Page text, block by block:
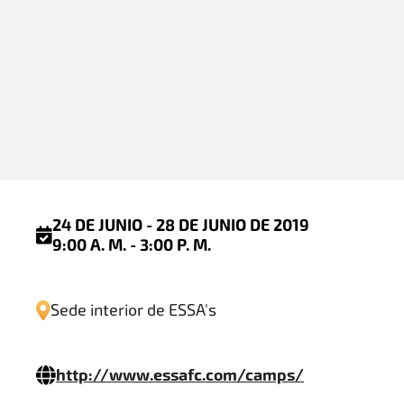
24 DE JUNIO - 28 DE JUNIO DE 2019
9:00 A. M. - 3:00 P. M.
Sede interior de ESSA's
http://www.essafc.com/camps/